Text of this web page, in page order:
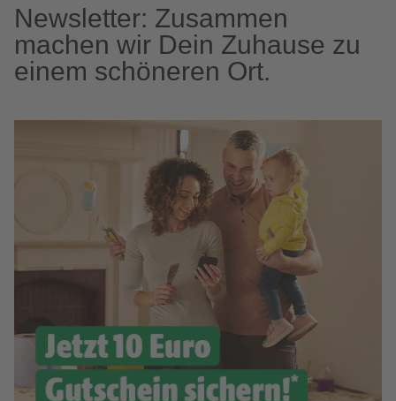
Newsletter: Zusammen
machen wir Dein Zuhause zu
einem schöneren Ort.